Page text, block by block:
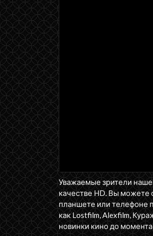
Уважаемые зрители
качестве HD. Вы можете
планшете или телефоне
как Lostfilm, Alexfilm,
новинки кино до